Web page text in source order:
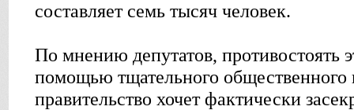
составляет семь тысяч человек.
По мнению депутатов, противостоять
помощью тщательного общественного
правительство хочет фактически